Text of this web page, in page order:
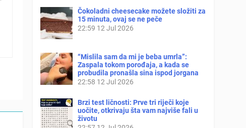
Čokoladni cheesecake možete složiti za
15 minuta, ovaj se ne peče
22:59 12 Jul 2026
“Mislila sam da mi je beba umrla”:
Zaspala tokom porođaja, a kada se
probudila pronašla sina ispod jorgana
22:58 12 Jul 2026
Brzi test ličnosti: Prve tri riječi koje
uočite, otkrivaju šta vam najviše fali u
životu